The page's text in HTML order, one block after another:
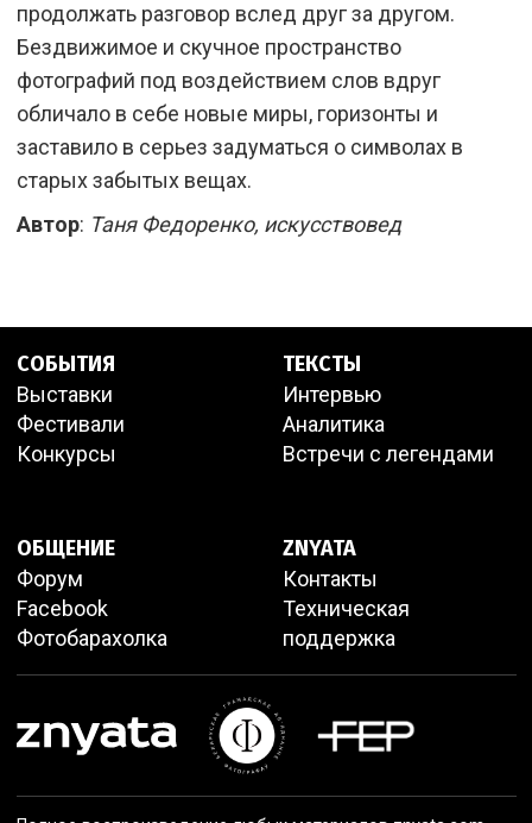
продолжать разговор вслед друг за другом.
Бездвижимое и скучное пространство
фотографий под воздействием слов вдруг
обличало в себе новые миры, горизонты и
заставило в серьез задуматься о символах в
старых забытых вещах.
Автор: Таня Федоренко, искусствовед
СОБЫТИЯ
Выставки
Фестивали
Конкурсы
ТЕКСТЫ
Интервью
Аналитика
Встречи с легендами
ОБЩЕНИЕ
Форум
Facebook
Фотобарахолка
ZNYATA
Контакты
Техническая
поддержка